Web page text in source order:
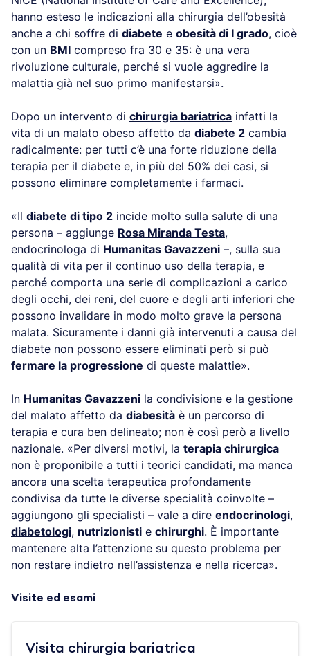
hanno esteso le indicazioni alla chirurgia dell’obesità
anche a chi soffre di diabete e obesità di I grado, cioè
con un BMI compreso fra 30 e 35: è una vera
rivoluzione culturale, perché si vuole aggredire la
malattia già nel suo primo manifestarsi».
Dopo un intervento di chirurgia bariatrica infatti la
vita di un malato obeso affetto da diabete 2 cambia
radicalmente: per tutti c’è una forte riduzione della
terapia per il diabete e, in più del 50% dei casi, si
possono eliminare completamente i farmaci.
«Il diabete di tipo 2 incide molto sulla salute di una
persona – aggiunge Rosa Miranda Testa,
endocrinologa di Humanitas Gavazzeni –, sulla sua
qualità di vita per il continuo uso della terapia, e
perché comporta una serie di complicazioni a carico
degli occhi, dei reni, del cuore e degli arti inferiori che
possono invalidare in modo molto grave la persona
malata. Sicuramente i danni già intervenuti a causa del
diabete non possono essere eliminati però si può
fermare la progressione di queste malattie».
In Humanitas Gavazzeni la condivisione e la gestione
del malato affetto da diabesità è un percorso di
terapia e cura ben delineato; non è così però a livello
nazionale. «Per diversi motivi, la terapia chirurgica
non è proponibile a tutti i teorici candidati, ma manca
ancora una scelta terapeutica profondamente
condivisa da tutte le diverse specialità coinvolte –
aggiungono gli specialisti – vale a dire endocrinologi,
diabetologi, nutrizionisti e chirurghi. È importante
mantenere alta l’attenzione su questo problema per
non restare indietro nell’assistenza e nella ricerca».
Visite ed esami
Visita chirurgia bariatrica